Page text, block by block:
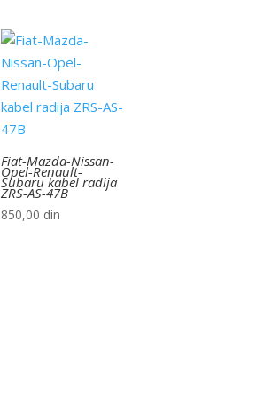
Fiat-Mazda-Nissan-
Opel-Renault-
Subaru kabel radija
ZRS-AS-47B
850,00 din